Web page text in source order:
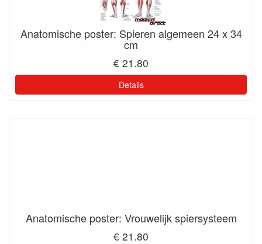
Anatomische poster: Spieren algemeen 24 x 34
cm
€ 21.80
Details
Anatomische poster: Vrouwelijk spiersysteem
€ 21.80